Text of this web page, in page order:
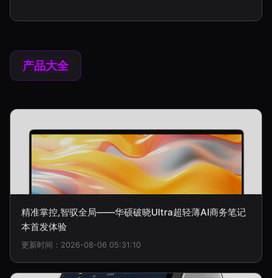
产品大全
精准掌控,智驭全局——华硕破晓Ultra超轻薄AI商务笔记
本首发体验
更新时间：2026-08-06 05:31:10